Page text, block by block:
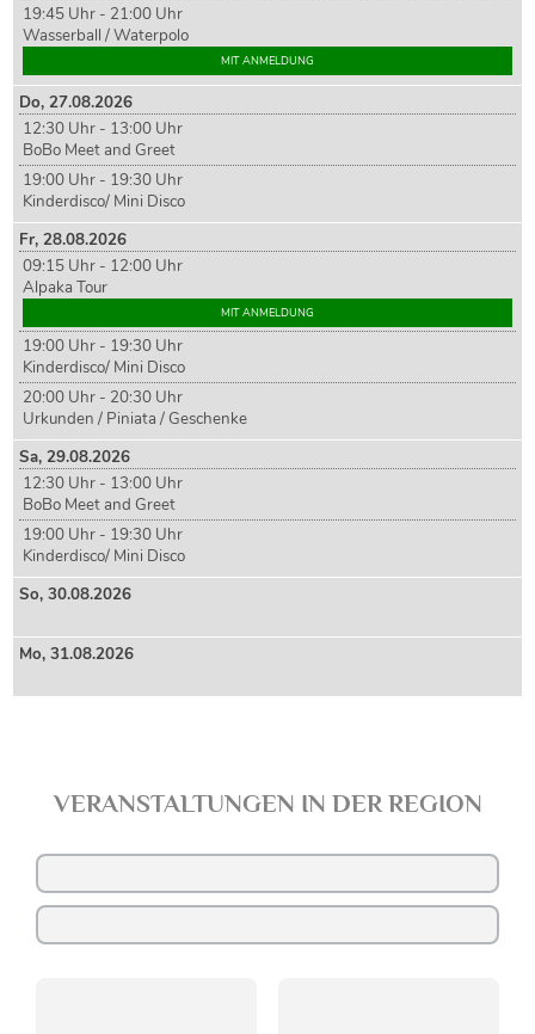
19:45 Uhr - 21:00 Uhr
Wasserball / Waterpolo
MIT ANMELDUNG
Do,27.08.2026
12:30 Uhr - 13:00 Uhr
BoBo Meet and Greet
19:00 Uhr - 19:30 Uhr
Kinderdisco/ Mini Disco
Fr,28.08.2026
09:15 Uhr - 12:00 Uhr
Alpaka Tour
MIT ANMELDUNG
19:00 Uhr - 19:30 Uhr
Kinderdisco/ Mini Disco
20:00 Uhr - 20:30 Uhr
Urkunden / Piniata / Geschenke
Sa,29.08.2026
12:30 Uhr - 13:00 Uhr
BoBo Meet and Greet
19:00 Uhr - 19:30 Uhr
Kinderdisco/ Mini Disco
So,30.08.2026
Mo,31.08.2026
VERANSTALTUNGEN IN DER REGION